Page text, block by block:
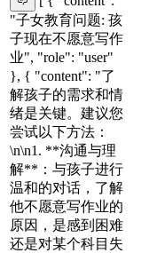
"子女教育问题: 孩
子现在不愿意写作
业", "role": "user"
}, { "content": "了
解孩子的需求和情
绪是关键。建议您
尝试以下方法：
\n\n1. **沟通与理
解**：与孩子进行
温和的对话，了解
他不愿意写作业的
原因，是感到困难
还是对某个科目失